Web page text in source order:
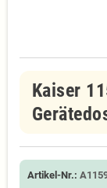
Kaiser
Artikel-Nr.: